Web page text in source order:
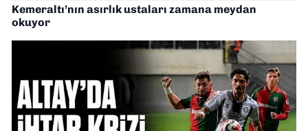
Kemeraltı’nın asırlık ustaları zamana meydan
okuyor